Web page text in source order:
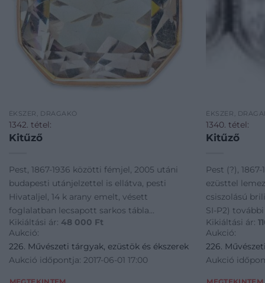
ÉKSZER, DRÁGAKŐ
1342. tétel:
Kitűző
Pest, 1867-1936 közötti fémjel, 2005 utáni
budapesti utánjelzettel is ellátva, pesti
Hivataljel, 14 k arany emelt, vésett
foglalatban lecsapott sarkos tábla
csiszolással 1 db füstkvarc, apró, felületi
hibával, 11,6 g; 2,2*2 cm
Kikiáltási ár: 48 000 Ft
Aukció:
226. Művészeti tárgyak, ezüstök és ékszerek
Aukció időpontja: 2017-06-01 17:00
ÉKSZER,
1340. tétel:
Kitűző
Pest (?),
ezüsttel
csiszolású
SI-P2)
sérüléssel, 4
Kikiáltási ár:
Aukció:
226.
Aukció